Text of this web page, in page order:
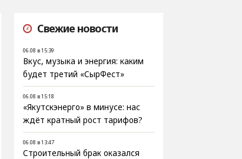
Свежие новости
06.08 в 15:39
Вкус, музыка и энергия: каким
будет третий «СырФест»
06.08 в 15:18
«Якутскэнерго» в минусе: нас
ждёт кратный рост тарифов?
06.08 в 13:47
Строительный брак оказался